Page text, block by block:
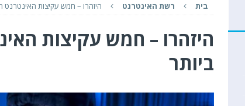
בית רשת האינטרנט היזהרו – חמש עקיצות האינטרנט
היזהרו – חמש עקיצות
ביותר